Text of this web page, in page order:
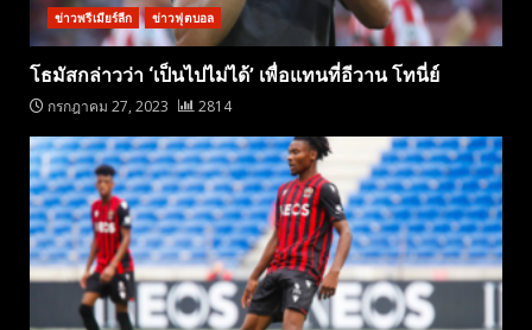
ข่าวพรีเมียร์ลีก ข่าวฟุตบอล
โธมัสกล่าวว่า ‘เป็นไปไม่ได้’ เพื่อแทนที่อีวาน โทนี่ย์
กรกฎาคม 27, 2023 2814